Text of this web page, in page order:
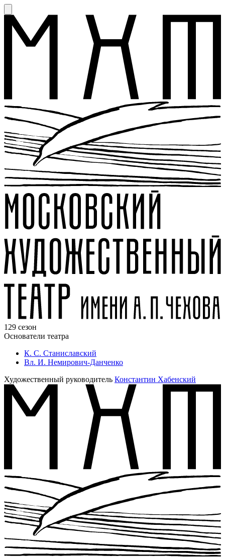
129 сезон
Основатели театра
К. С. Станиславский
Вл. И. Немирович-Данченко
Художественный руководитель Константин Хабенский